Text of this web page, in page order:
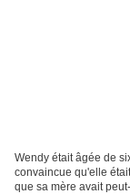
Wendy était âgée de
convaincue qu'elle
que sa mère avait